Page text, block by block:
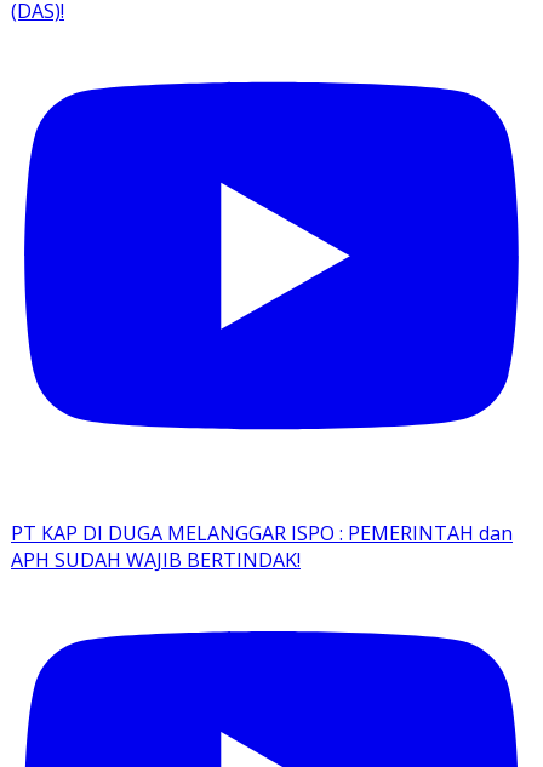
(DAS)!
PT KAP DI DUGA MELANGGAR ISPO : PEMERINTAH dan
APH SUDAH WAJIB BERTINDAK!